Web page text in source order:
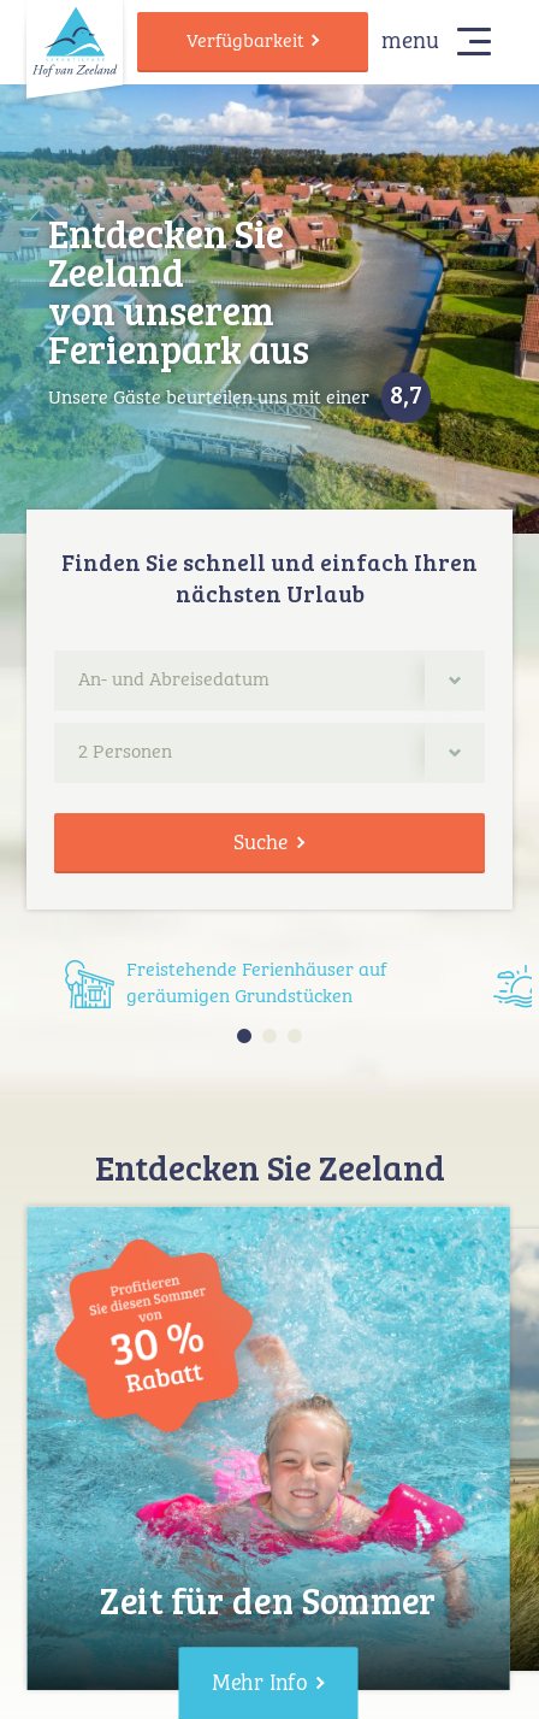
Verfügbarkeit menu
Entdecken Sie
Zeeland
von unserem
Ferienpark aus
Unsere Gäste beurteilen uns mit einer 8,7
Finden Sie schnell und einfach Ihren
nächsten Urlaub
2 Personen
Suche
Freistehende Ferienhäuser auf
geräumigen Grundstücken
Entdecken Sie Zeeland
Zeit für den Sommer
Mehr Info